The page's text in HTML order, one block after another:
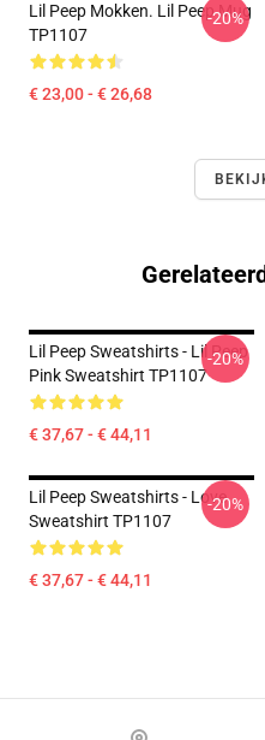
Lil Peep Mokken. Lil Peep Mug
TP1107
€ 23,00 - € 26,68
-20%
Lil Peep Sweatshirts - Lil Peep
Pink Sweatshirt TP1107
€ 37,67 - € 44,11
-20%
Lil Peep Sweatshirts - Love
Sweatshirt TP1107
€ 37,67 - € 44,11
-20%